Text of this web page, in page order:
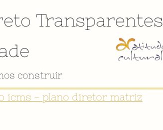
Transparentes
construir
icms - plano diretor matriz